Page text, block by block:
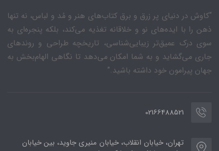
“کاوش در دنیای پر زرق و برق کتاب‌های هنر و مُد و لباس، نه تنها
ذهن را با ایده‌های نو و خلاقانه تغذیه می‌کند، بلکه پنجره‌ای به
سوی درک عمیق‌تر زیبایی‌شناسی، تاریخچه طراحی و روندهای
جاری می‌گشاید و به شما امکان می‌دهد تا نگاهی الهام‌بخش به
جهان پیرامون خود داشته باشید.”
02166488521
تهران، خیابان انقلاب، خیابان منیری جاوید، بین خیابان